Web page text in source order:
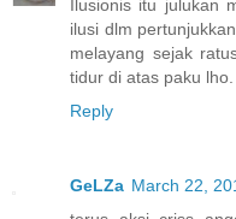
Ilusionis itu julukan
ilusi dlm
melayang sejak
tidur di atas paku lho.
Reply
GeLZa March 22,